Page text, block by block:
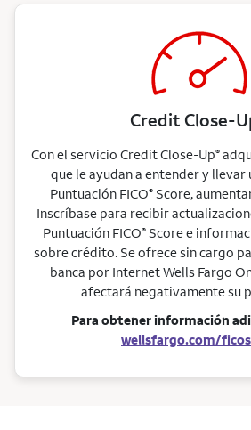
Credit Close-
Con el servicio Credit Close-Up®
que le ayudan a entender y
Puntuación FICO® Score,
Inscríbase para recibir
Puntuación FICO® Score e
sobre crédito. Se ofrece sin cargo
banca por Internet Wells Fargo
afectará negativamente su
Para obtener información
wellsfargo.com/